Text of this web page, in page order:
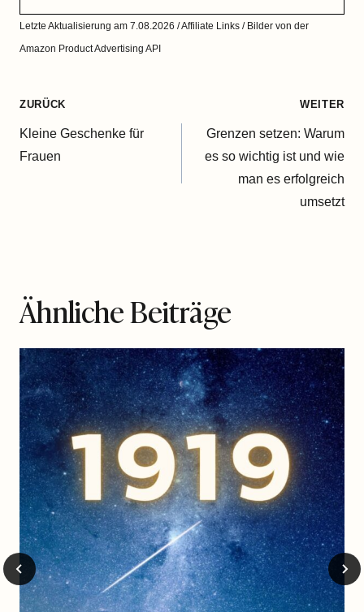
Letzte Aktualisierung am 7.08.2026 / Affiliate Links / Bilder von der
Amazon Product Advertising API
Beitragsnavigation
ZURÜCK
Kleine Geschenke für
Frauen
WEITER
Grenzen setzen: Warum
es so wichtig ist und wie
man es erfolgreich
umsetzt
Ähnliche Beiträge